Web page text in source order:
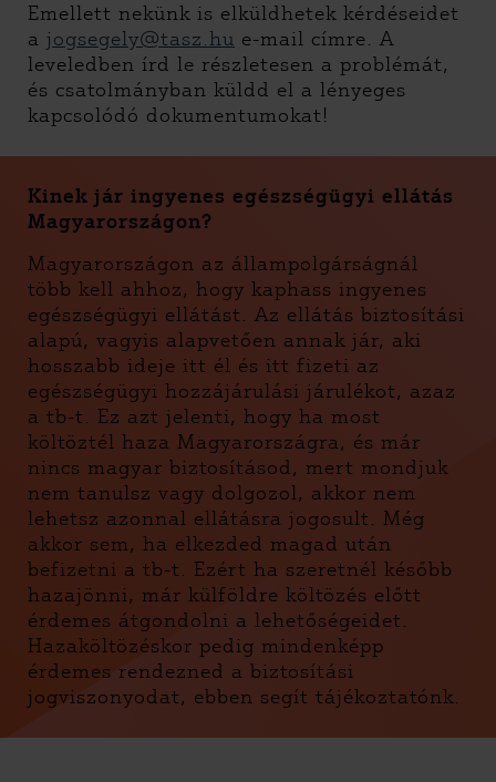
Emellett nekünk is elküldhetek kérdéseidet
a jogsegely@tasz.hu e-mail címre. A
leveledben írd le részletesen a problémát,
és csatolmányban küldd el a lényeges
kapcsolódó dokumentumokat!
Kinek jár ingyenes egészségügyi ellátás
Magyarországon?
Magyarországon az állampolgárságnál
több kell ahhoz, hogy kaphass ingyenes
egészségügyi ellátást. Az ellátás biztosítási
alapú, vagyis alapvetően annak jár, aki
hosszabb ideje itt él és itt fizeti az
egészségügyi hozzájárulási járulékot, azaz
a tb-t. Ez azt jelenti, hogy ha most
költöztél haza Magyarországra, és már
nincs magyar biztosításod, mert mondjuk
nem tanulsz vagy dolgozol, akkor nem
lehetsz azonnal ellátásra jogosult. Még
akkor sem, ha elkezded magad után
befizetni a tb-t. Ezért ha szeretnél később
hazajönni, már külföldre költözés előtt
érdemes átgondolni a lehetőségeidet.
Hazaköltözéskor pedig mindenképp
érdemes rendezned a biztosítási
jogviszonyodat, ebben segít tájékoztatónk.